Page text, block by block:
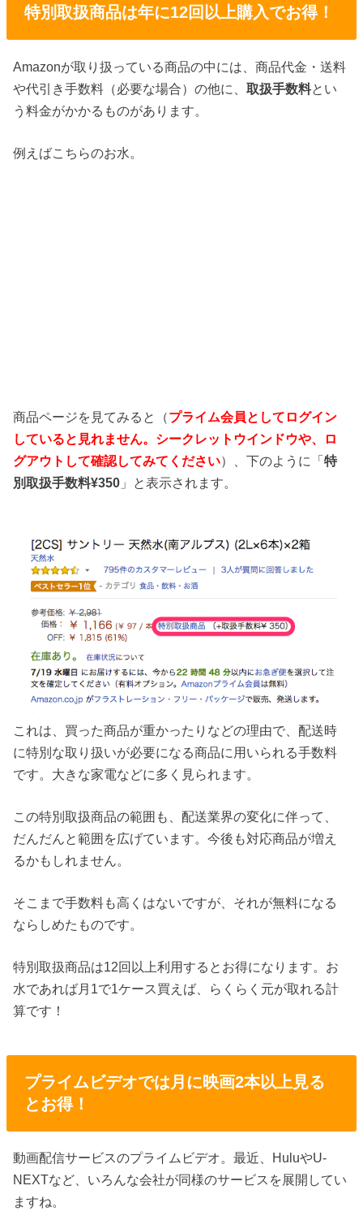
特別取扱商品は年に12回以上購入でお得！
Amazonが取り扱っている商品の中には、商品代金・送料
や代引き手数料（必要な場合）の他に、取扱手数料とい
う料金がかかるものがあります。
例えばこちらのお水。
商品ページを見てみると（プライム会員としてログイン
していると見れません。シークレットウインドウや、ロ
グアウトして確認してみてください）、下のように「特
別取扱手数料¥350 」と表示されます。
これは、買った商品が重かったりなどの理由で、配送時
に特別な取り扱いが必要になる商品に用いられる手数料
です。大きな家電などに多く見られます。
この特別取扱商品の範囲も、配送業界の変化に伴って、
だんだんと範囲を広げています。今後も対応商品が増え
るかもしれません。
そこまで手数料も高くはないですが、それが無料になる
ならしめたものです。
特別取扱商品は12回以上利用するとお得になります。お
水であれば月1で1ケース買えば、らくらく元が取れる計
算です！
プライムビデオでは月に映画2本以上見る
とお得！
動画配信サービスのプライムビデオ。最近、HuluやU-
NEXTなど、いろんな会社が同様のサービスを展開してい
ますね。